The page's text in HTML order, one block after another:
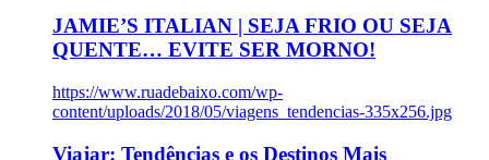
JAMIE’S ITALIAN | SEJA FRIO OU SEJA
QUENTE… EVITE SER MORNO!
https://www.ruadebaixo.com/wp-
content/uploads/2018/05/viagens_tendencias-335x256.jpg
Viajar: Tendências e os Destinos Mais